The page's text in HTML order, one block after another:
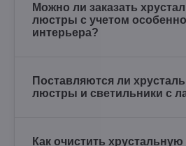
Можно ли заказать
люстры с учетом
интерьера?
Поставляются ли
люстры и светильники с
Как очистить